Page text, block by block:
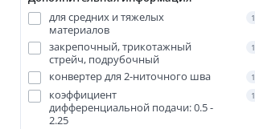
для средних и тяжелых
материалов
1
закрепочный, трикотажный
стрейч, подрубочный
1
конвертер для 2-ниточного шва 1
коэффициент
дифференциальной подачи: 0.5 -
2.25
1